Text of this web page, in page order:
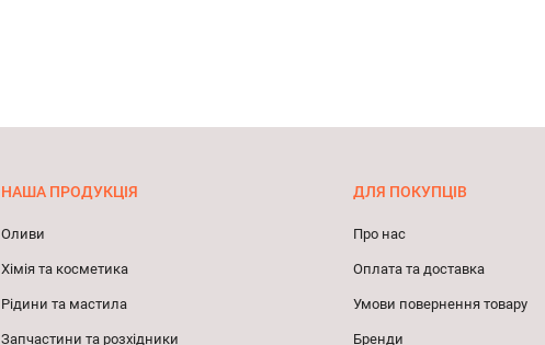
НАША ПРОДУКЦІЯ
Оливи
Хімія та косметика
Рідини та мастила
Запчастини та розхідники
ДЛЯ ПОКУПЦІВ
Про нас
Оплата та доставка
Умови повернення товару
Бренди